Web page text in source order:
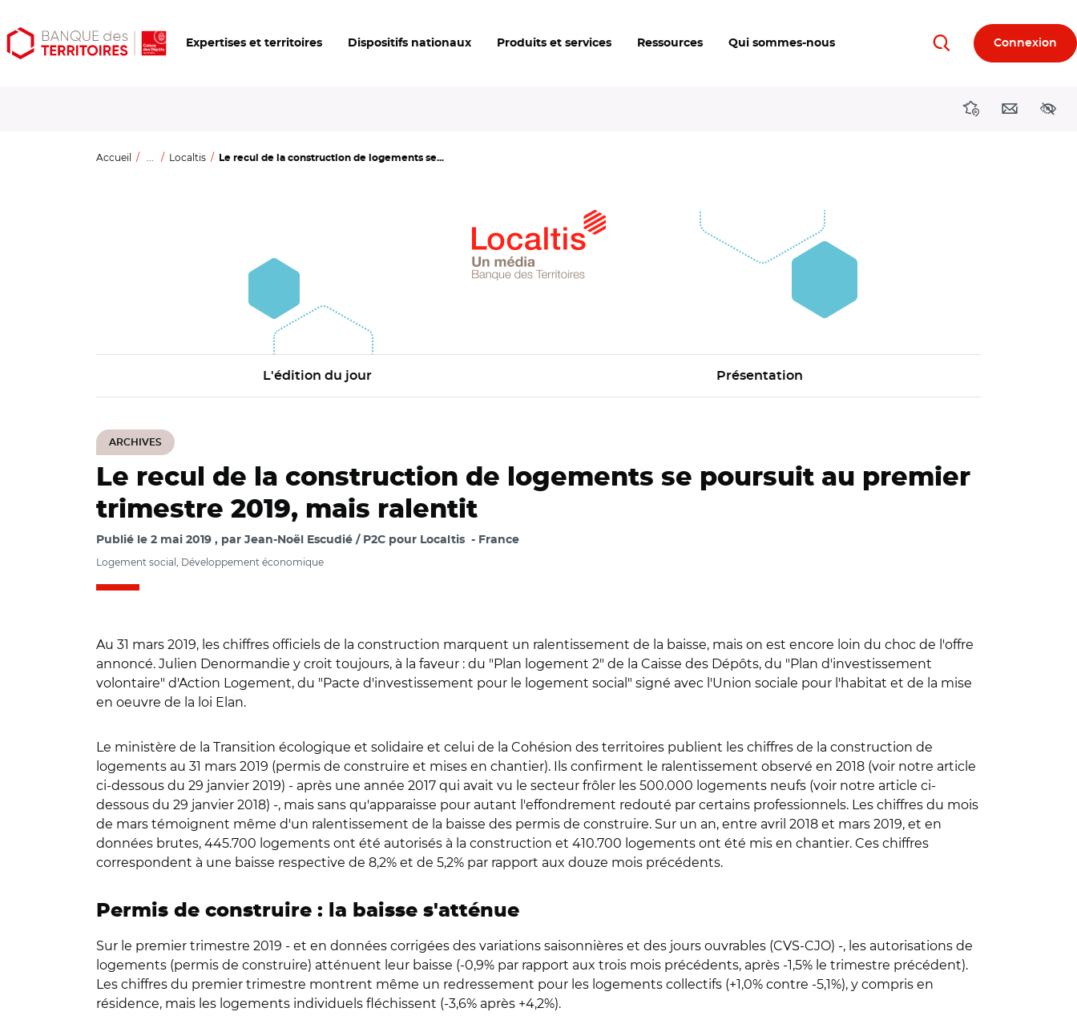
Aller
au
Aller
au
Ouvrir
les
Expertises et territoires Dispositifs nationaux Produits et services Ressources Qui sommes-nous RechercherConnexion
DirectionsContact
Accueil ... Localtis Le recul de la construction de logements se...
L'édition du jour Présentation
ARCHIVES
Le recul de la construction de logements se poursuit au premier
trimestre 2019, mais ralentit
Publié le 2 mai 2019 par Jean-Noël Escudié / P2C pour Localtis France
Logement social, Développement économique
Au 31 mars 2019, les chiffres officiels de la construction marquent un ralentissement de la baisse, mais on est encore loin du choc de l'offre
annoncé. Julien Denormandie y croit toujours, à la faveur : du "Plan logement 2" de la Caisse des Dépôts, du "Plan d'investissement
volontaire" d'Action Logement, du "Pacte d'investissement pour le logement social" signé avec l'Union sociale pour l'habitat et de la mise
en oeuvre de la loi Elan.
Le ministère de la Transition écologique et solidaire et celui de la Cohésion des territoires publient les chiffres de la construction de
logements au 31 mars 2019 (permis de construire et mises en chantier). Ils confirment le ralentissement observé en 2018 (voir notre article
ci-dessous du 29 janvier 2019) - après une année 2017 qui avait vu le secteur frôler les 500.000 logements neufs (voir notre article ci-
dessous du 29 janvier 2018) -, mais sans qu'apparaisse pour autant l'effondrement redouté par certains professionnels. Les chiffres du mois
de mars témoignent même d'un ralentissement de la baisse des permis de construire. Sur un an, entre avril 2018 et mars 2019, et en
données brutes, 445.700 logements ont été autorisés à la construction et 410.700 logements ont été mis en chantier. Ces chiffres
correspondent à une baisse respective de 8,2% et de 5,2% par rapport aux douze mois précédents.
Permis de construire : la baisse s'atténue
Sur le premier trimestre 2019 - et en données corrigées des variations saisonnières et des jours ouvrables (CVS-CJO) -, les autorisations de
logements (permis de construire) atténuent leur baisse (-0,9% par rapport aux trois mois précédents, après -1,5% le trimestre précédent).
Les chiffres du premier trimestre montrent même un redressement pour les logements collectifs (+1,0% contre -5,1%), y compris en
résidence, mais les logements individuels fléchissent (-3,6% après +4,2%).